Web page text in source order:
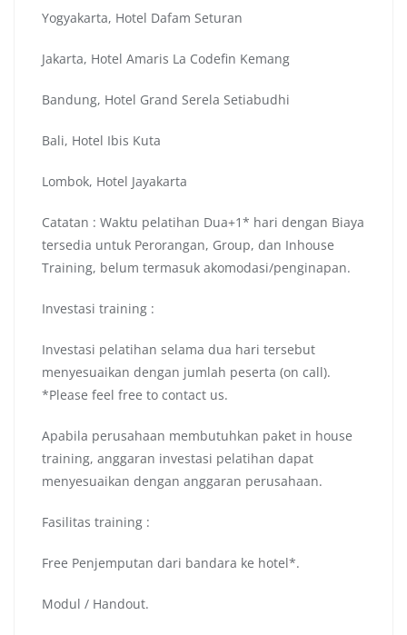
Yogyakarta, Hotel Dafam Seturan
Jakarta, Hotel Amaris La Codefin Kemang
Bandung, Hotel Grand Serela Setiabudhi
Bali, Hotel Ibis Kuta
Lombok, Hotel Jayakarta
Catatan : Waktu pelatihan Dua+1* hari dengan Biaya
tersedia untuk Perorangan, Group, dan Inhouse
Training, belum termasuk akomodasi/penginapan.
Investasi training :
Investasi pelatihan selama dua hari tersebut
menyesuaikan dengan jumlah peserta (on call).
*Please feel free to contact us.
Apabila perusahaan membutuhkan paket in house
training, anggaran investasi pelatihan dapat
menyesuaikan dengan anggaran perusahaan.
Fasilitas training :
Free Penjemputan dari bandara ke hotel*.
Modul / Handout.